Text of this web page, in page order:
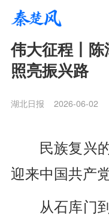
伟大征程丨
照亮振兴路
湖北日报 2026-06-02
民族复兴
迎来中国共产
从石库门